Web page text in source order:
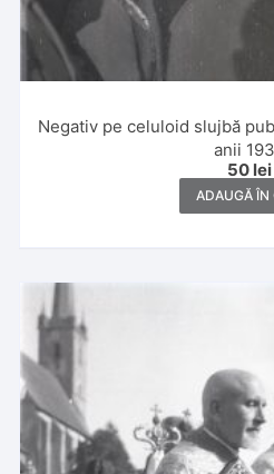
Negativ pe celuloid slujbă
anii
50 lei
ADAUGĂ ÎN